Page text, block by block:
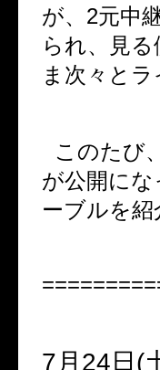
が、 2元中
られ、見
ま次々とラ
このたび、
が公開に
ーブルを紹
7月 24 日 (